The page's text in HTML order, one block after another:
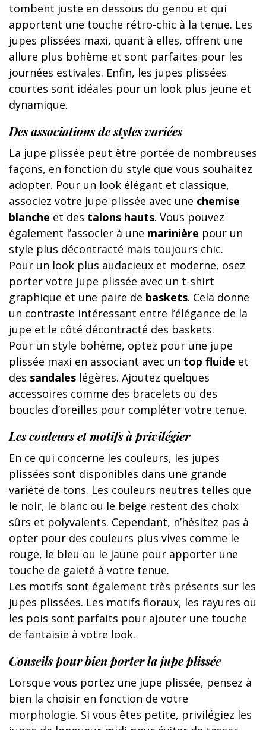
tombent juste en dessous du genou et qui
apportent une touche rétro-chic à la tenue. Les
jupes plissées maxi, quant à elles, offrent une
allure plus bohème et sont parfaites pour les
journées estivales. Enfin, les jupes plissées
courtes sont idéales pour un look plus jeune et
dynamique.
Des associations de styles variées
La jupe plissée peut être portée de nombreuses
façons, en fonction du style que vous souhaitez
adopter. Pour un look élégant et classique,
associez votre jupe plissée avec une chemise
blanche et des talons hauts. Vous pouvez
également l’associer à une marinière pour un
style plus décontracté mais toujours chic.
Pour un look plus audacieux et moderne, osez
porter votre jupe plissée avec un t-shirt
graphique et une paire de baskets. Cela donne
un contraste intéressant entre l’élégance de la
jupe et le côté décontracté des baskets.
Pour un style bohème, optez pour une jupe
plissée maxi en associant avec un top fluide et
des sandales légères. Ajoutez quelques
accessoires comme des bracelets ou des
boucles d’oreilles pour compléter votre tenue.
Les couleurs et motifs à privilégier
En ce qui concerne les couleurs, les jupes
plissées sont disponibles dans une grande
variété de tons. Les couleurs neutres telles que
le noir, le blanc ou le beige restent des choix
sûrs et polyvalents. Cependant, n’hésitez pas à
opter pour des couleurs plus vives comme le
rouge, le bleu ou le jaune pour apporter une
touche de gaieté à votre tenue.
Les motifs sont également très présents sur les
jupes plissées. Les motifs floraux, les rayures ou
les pois sont parfaits pour ajouter une touche
de fantaisie à votre look.
Conseils pour bien porter la jupe plissée
Lorsque vous portez une jupe plissée, pensez à
bien la choisir en fonction de votre
morphologie. Si vous êtes petite, privilégiez les